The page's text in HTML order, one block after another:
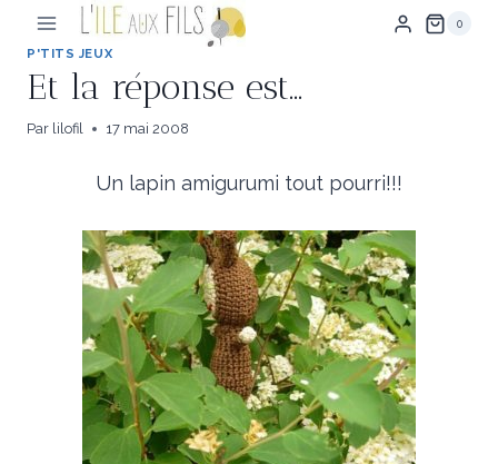
contenu
0
P'TITS JEUX
Et la réponse est…
Par lilofil 17 mai 2008
Un lapin amigurumi tout pourri!!!